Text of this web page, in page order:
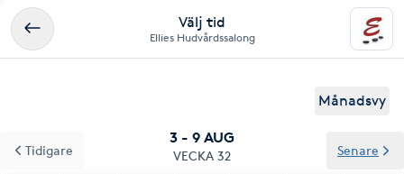
Välj tid
Ellies Hudvårdssalong
Månadsvy
3 - 9 AUG
VECKA 32
Tidigare Senare